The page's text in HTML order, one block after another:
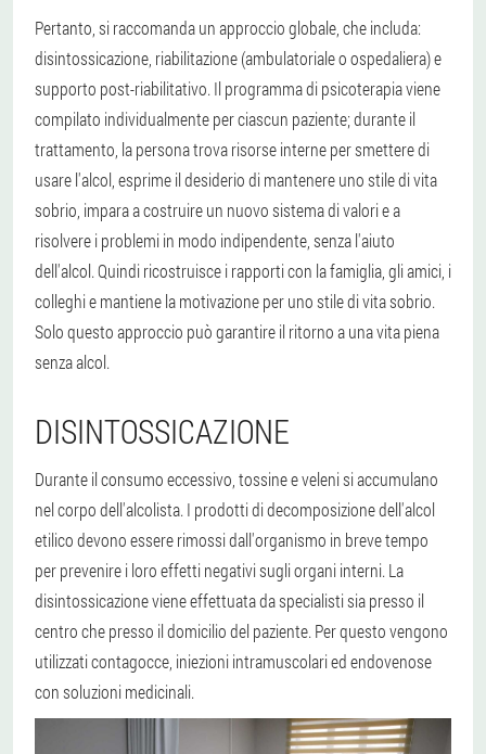
Pertanto, si raccomanda un approccio globale, che includa:
disintossicazione, riabilitazione (ambulatoriale o ospedaliera) e
supporto post-riabilitativo. Il programma di psicoterapia viene
compilato individualmente per ciascun paziente; durante il
trattamento, la persona trova risorse interne per smettere di
usare l'alcol, esprime il desiderio di mantenere uno stile di vita
sobrio, impara a costruire un nuovo sistema di valori e a
risolvere i problemi in modo indipendente, senza l'aiuto
dell'alcol. Quindi ricostruisce i rapporti con la famiglia, gli amici, i
colleghi e mantiene la motivazione per uno stile di vita sobrio.
Solo questo approccio può garantire il ritorno a una vita piena
senza alcol.
DISINTOSSICAZIONE
Durante il consumo eccessivo, tossine e veleni si accumulano
nel corpo dell'alcolista. I prodotti di decomposizione dell'alcol
etilico devono essere rimossi dall'organismo in breve tempo
per prevenire i loro effetti negativi sugli organi interni. La
disintossicazione viene effettuata da specialisti sia presso il
centro che presso il domicilio del paziente. Per questo vengono
utilizzati contagocce, iniezioni intramuscolari ed endovenose
con soluzioni medicinali.